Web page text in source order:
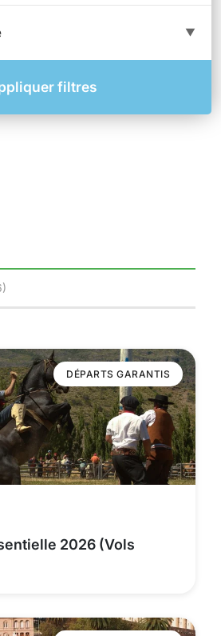
filtres
DÉPARTS GARANTIS
2026 (Vols